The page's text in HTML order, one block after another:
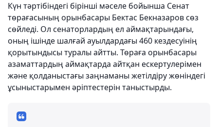
Күн тәртібіндегі бірінші мәселе бойынша Сенат
төрағасының орынбасары Бектас Бекназаров сөз
сөйледі. Ол сенаторлардың ел аймақтарындағы,
оның ішінде шалғай ауылдардағы 460 кездесуінің
қорытындысы туралы айтты. Төраға орынбасары
азаматтардың аймақтарда айтқан ескертулерімен
және қолданыстағы заңнаманы жетілдіру жөніндегі
ұсыныстарымен әріптестерін таныстырды.